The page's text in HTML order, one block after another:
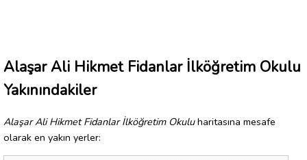
Alaşar Ali Hikmet Fidanlar İlköğretim Okulu
Yakınındakiler
Alaşar Ali Hikmet Fidanlar İlköğretim Okuluharitasına mesafe
olarak en yakın yerler: